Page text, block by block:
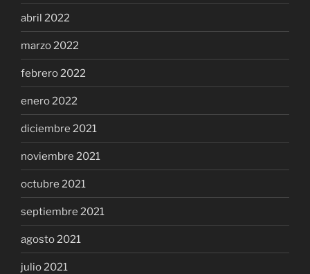
abril 2022
marzo 2022
febrero 2022
enero 2022
diciembre 2021
noviembre 2021
octubre 2021
septiembre 2021
agosto 2021
julio 2021